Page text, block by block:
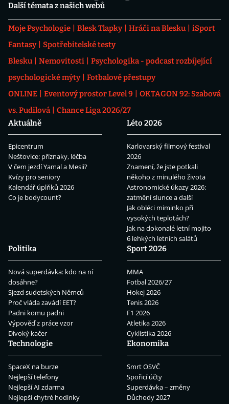
Další témata z našich webů
Moje Psychologie Blesk Tlapky Hráči na Blesku
iSport
Fantasy
Spotřebitelské testy
Blesku
Nemovitosti
Psychologika - podcast rozbíjející
psychologické mýty
Fotbalové přestupy
ONLINE
Eventový prostor Level 9
OKTAGON 92: Szabová
vs. Pudilová
Chance Liga 2026/27
Aktuálně
Epicentrum
Neštovice: příznaky, léčba
V čem jezdí Yamal a Mesii?
Kvízy pro seniory
Kalendář úplňků 2026
Co je bodycount?
Léto 2026
Karlovarský filmový festival
2026
Znamení, že jste potkali
někoho z minulého života
Astronomické úkazy 2026:
zatmění slunce a další
Jak obléci miminko při
vysokých teplotách?
Jak na dokonalé letní mojito
6 lehkých letních salátů
Politika
Nová superdávka: kdo na ní
dosáhne?
Sjezd sudetských Němců
Proč vláda zavádí EET?
Padni komu padni
Výpověď z práce vzor
Divoký kačer
Sport 2026
MMA
Fotbal 2026/27
Hokej 2026
Tenis 2026
F1 2026
Atletika 2026
Cyklistika 2026
Technologie
SpaceX na burze
Nejlepší telefony
Nejlepší AI zdarma
Nejlepší chytré hodinky
Ekonomika
Smrt OSVČ
Spořicí účty
Superdávka – změny
Důchody 2027